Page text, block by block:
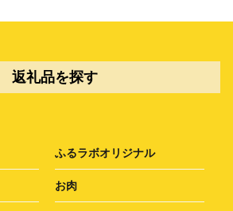
返礼品を探す
ふるラボオリジナル
お肉